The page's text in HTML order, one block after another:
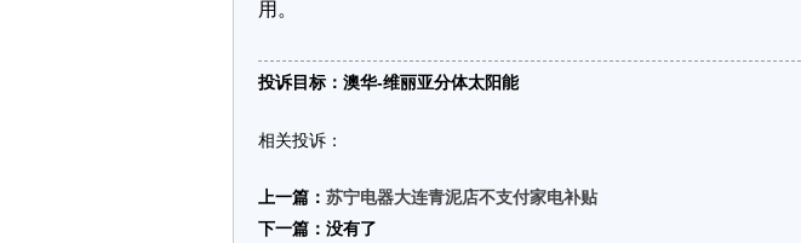
用。
投诉目标：澳华-维丽亚分体太阳能
相关投诉：
上一篇： 苏宁电器大连青泥店不支付家电补贴
下一篇：没有了